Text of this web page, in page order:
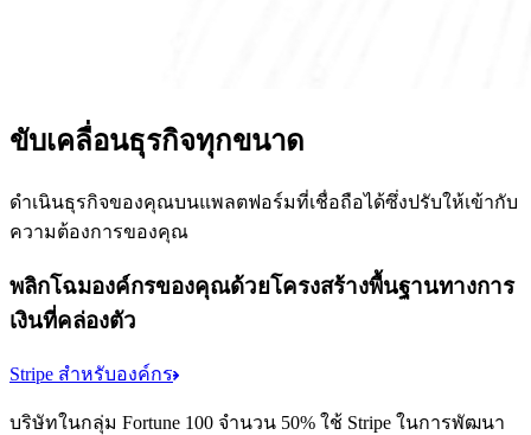
ขับเคลื่อนธุรกิจทุกขนาด
ดำเนินธุรกิจของคุณบนแพลตฟอร์มที่เชื่อถือได้ซึ่งปรับให้เข้ากับ
ความต้องการของคุณ
พลิกโฉมองค์กรของคุณด้วยโครงสร้างพื้นฐานทางการ
เงินที่คล่องตัว
Stripe สำหรับองค์กร
บริษัทในกลุ่ม Fortune 100 จำนวน 50% ใช้ Stripe ในการพัฒนา